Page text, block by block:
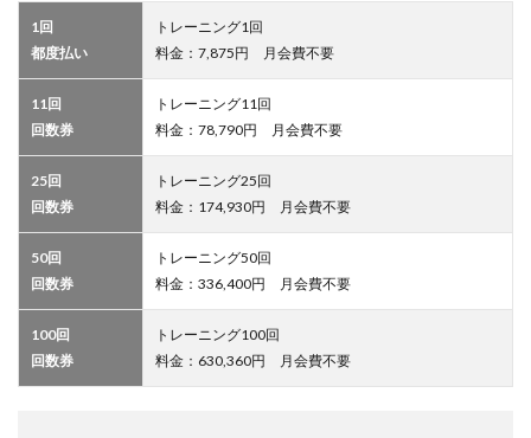
1回
都度払い
トレーニング1回
料金：7,875円 月会費不要
11回
回数券
トレーニング11回
料金：78,790円 月会費不要
25回
回数券
トレーニング25回
料金：174,930円 月会費不要
50回
回数券
トレーニング50回
料金：336,400円 月会費不要
100回
回数券
トレーニング100回
料金：630,360円 月会費不要